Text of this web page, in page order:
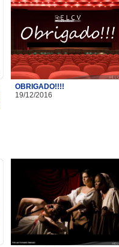
OBRIGADO!!!!
19/12/2016